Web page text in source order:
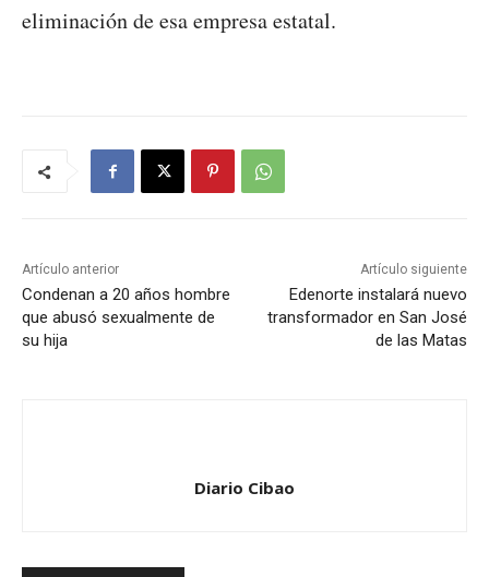
eliminación de esa empresa estatal.
Artículo anterior
Condenan a 20 años hombre
que abusó sexualmente de
su hija
Artículo siguiente
Edenorte instalará nuevo
transformador en San José
de las Matas
Diario Cibao